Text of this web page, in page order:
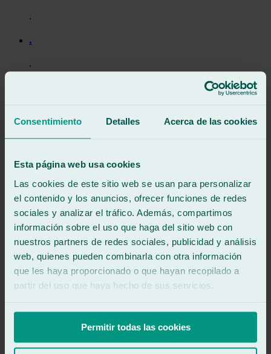
Consentimiento Detalles Acerca de las cookies
Esta página web usa cookies
Las cookies de este sitio web se usan para personalizar
el contenido y los anuncios, ofrecer funciones de redes
sociales y analizar el tráfico. Además, compartimos
información sobre el uso que haga del sitio web con
nuestros partners de redes sociales, publicidad y análisis
web, quienes pueden combinarla con otra información
que les haya proporcionado o que hayan recopilado a
partir del uso que haya hecho de sus servicios.
Permitir todas las cookies
.
.
.
.
.
.
.
.
.